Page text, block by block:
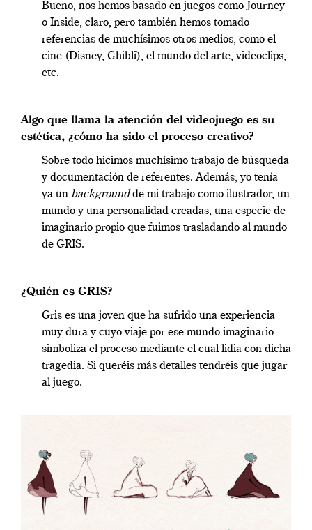
Bueno, nos hemos basado en juegos como Journey
o Inside, claro, pero también hemos tomado
referencias de muchísimos otros medios, como el
cine (Disney, Ghibli), el mundo del arte, videoclips,
etc.
Algo que llama la atención del videojuego es su
estética, ¿cómo ha sido el proceso creativo?
Sobre todo hicimos muchísimo trabajo de búsqueda
y documentación de referentes. Además, yo tenía
ya un backgroundde mi trabajo como ilustrador, un
mundo y una personalidad creadas, una especie de
imaginario propio que fuimos trasladando al mundo
de GRIS.
¿Quién es GRIS?
Gris es una joven que ha sufrido una experiencia
muy dura y cuyo viaje por ese mundo imaginario
simboliza el proceso mediante el cual lidia con dicha
tragedia. Si queréis más detalles tendréis que jugar
al juego.